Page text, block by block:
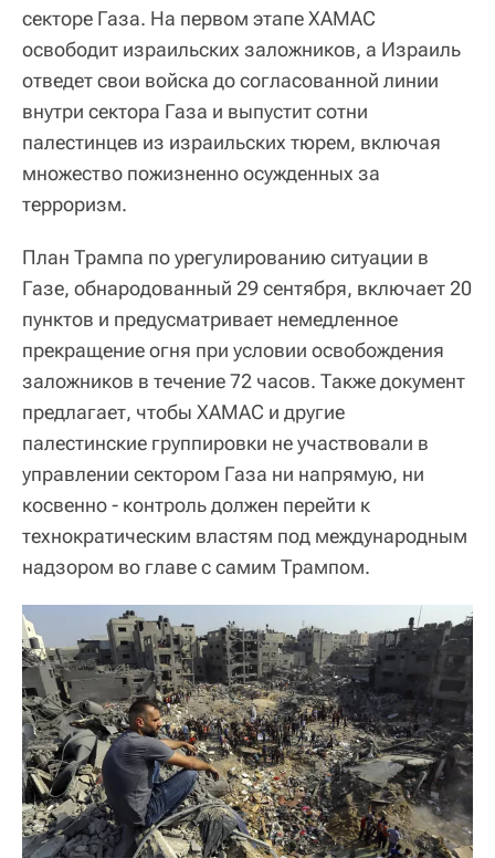
секторе Газа. На первом этапе ХАМАС
освободит израильских заложников, а Израиль
отведет свои войска до согласованной линии
внутри сектора Газа и выпустит сотни
палестинцев из израильских тюрем, включая
множество пожизненно осужденных за
терроризм.
План Трампа по урегулированию ситуации в
Газе, обнародованный 29 сентября, включает 20
пунктов и предусматривает немедленное
прекращение огня при условии освобождения
заложников в течение 72 часов. Также документ
предлагает, чтобы ХАМАС и другие
палестинские группировки не участвовали в
управлении сектором Газа ни напрямую, ни
косвенно - контроль должен перейти к
технократическим властям под международным
надзором во главе с самим Трампом.